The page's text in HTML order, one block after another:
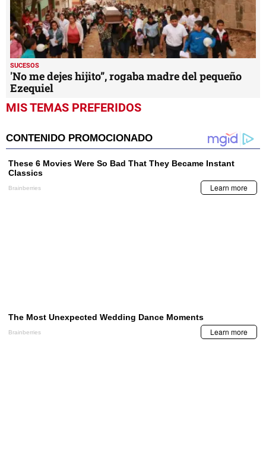
SUCESOS
'No me dejes hijito”, rogaba madre del pequeño
Ezequiel
MIS TEMAS PREFERIDOS